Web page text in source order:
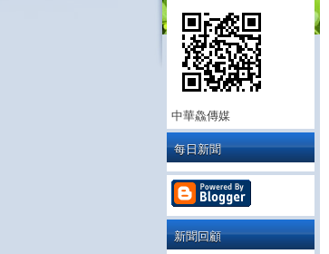
中華鱻傳媒
每日新聞
新聞回顧